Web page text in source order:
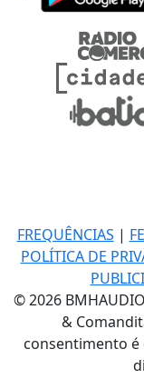
FREQUÊNCIAS |
POLÍTICA DE
© 2026
&
consentimento é